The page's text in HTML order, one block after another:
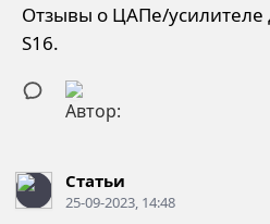
Отзывы о ЦАПе/
S16.
Статьи
25-09-2023, 14:48